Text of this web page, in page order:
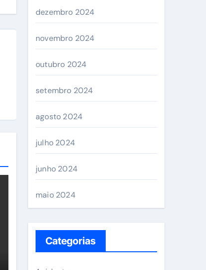
dezembro 2024
novembro 2024
outubro 2024
setembro 2024
agosto 2024
julho 2024
junho 2024
maio 2024
Categorias